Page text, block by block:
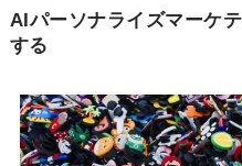
AIパーソナライズマーケ
する